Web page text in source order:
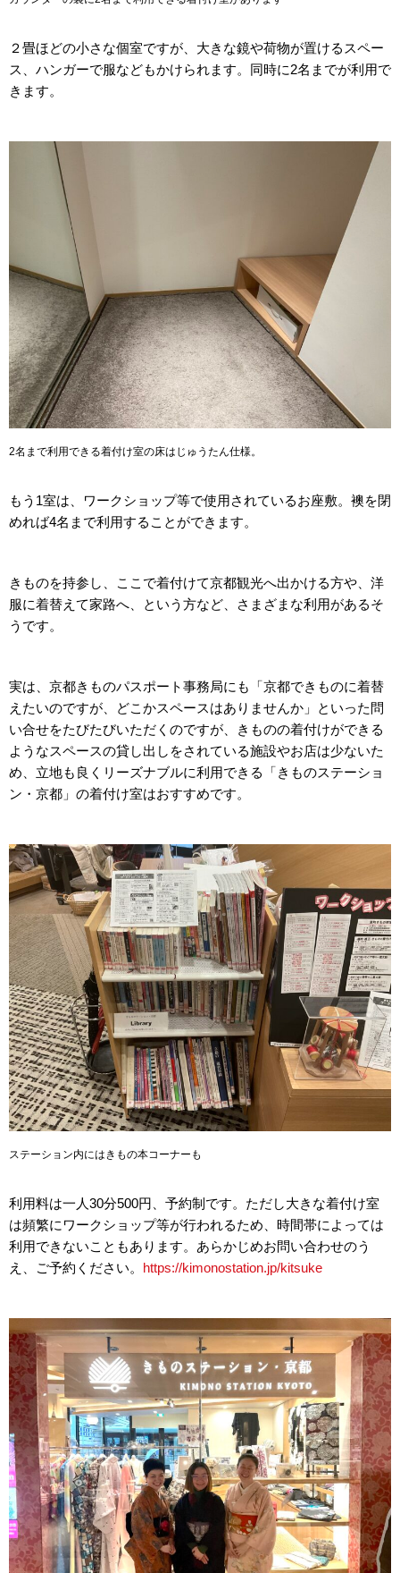
２畳ほどの小さな個室ですが、大きな鏡や荷物が置けるスペー
ス、ハンガーで服などもかけられます。同時に2名までが利用で
きます。
2名まで利用できる着付け室の床はじゅうたん仕様。
もう1室は、ワークショップ等で使用されているお座敷。襖を閉
めれば4名まで利用することができます。
きものを持参し、ここで着付けて京都観光へ出かける方や、洋
服に着替えて家路へ、という方など、さまざまな利用があるそ
うです。
実は、京都きものパスポート事務局にも「京都できものに着替
えたいのですが、どこかスペースはありませんか」といった問
い合せをたびたびいただくのですが、きものの着付けができる
ようなスペースの貸し出しをされている施設やお店は少ないた
め、立地も良くリーズナブルに利用できる「きものステーショ
ン・京都」の着付け室はおすすめです。
ステーション内にはきもの本コーナーも
利用料は一人30分500円、予約制です。ただし大きな着付け室
は頻繁にワークショップ等が行われるため、時間帯によっては
利用できないこともあります。あらかじめお問い合わせのう
え、ご予約ください。 https://kimonostation.jp/kitsuke